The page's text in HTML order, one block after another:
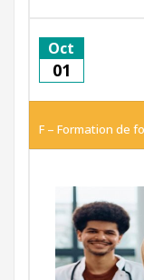
01
Oct
F – Formation de